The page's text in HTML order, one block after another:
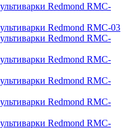
Redmond RMC-
Redmond RMC-03
Redmond RMC-
Redmond RMC-
Redmond RMC-
Redmond RMC-
Redmond RMC-